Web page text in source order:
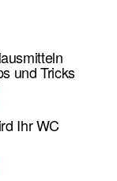
und Tricks
Ihr WC